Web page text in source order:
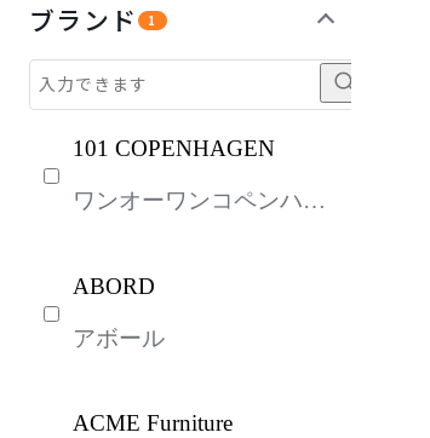
ブランド 1
101 COPENHAGEN
ワンオーワンコペンハー
ABORD
アボール
ACME Furniture